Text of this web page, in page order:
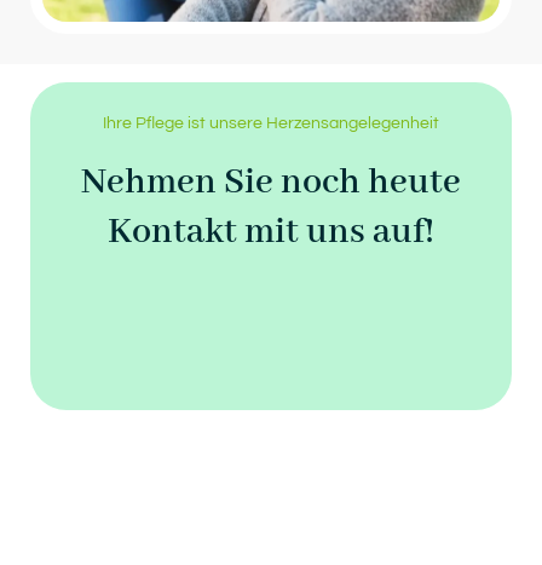
Ihre Pflege ist unsere Herzensangelegenheit
Nehmen Sie noch heute
Kontakt mit uns auf!